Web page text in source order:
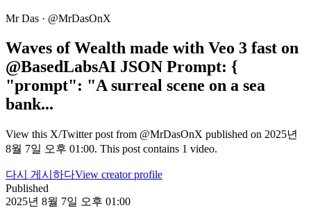
Mr Das · @MrDasOnX
Waves of Wealth made with Veo 3 fast on
@BasedLabsAI JSON Prompt: {
"prompt": "A surreal scene on a sea
bank...
View this X/Twitter post from @MrDasOnX published on 2025년
8월 7일 오후 01:00. This post contains 1 video.
다시 게시하다View creator profile
Published
2025년 8월 7일 오후 01:00